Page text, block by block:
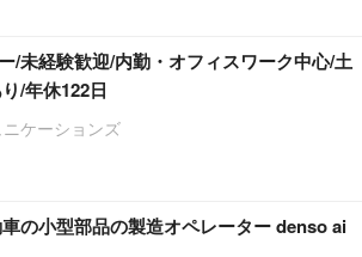
/未経験歓迎/内勤・オフィスワーク中心/土
/年休122日
ケーションズ
の小型部品の製造オペレーター denso ai